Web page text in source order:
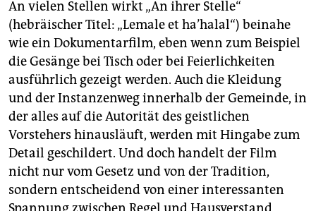
An vielen Stellen wirkt „An ihrer Stelle“
(hebräischer Titel: „Lemale et ha’halal“) beinahe
wie ein Dokumentarfilm, eben wenn zum Beispiel
die Gesänge bei Tisch oder bei Feierlichkeiten
ausführlich gezeigt werden. Auch die Kleidung
und der Instanzenweg innerhalb der Gemeinde, in
der alles auf die Autorität des geistlichen
Vorstehers hinausläuft, werden mit Hingabe zum
Detail geschildert. Und doch handelt der Film
nicht nur vom Gesetz und von der Tradition,
sondern entscheidend von einer interessanten